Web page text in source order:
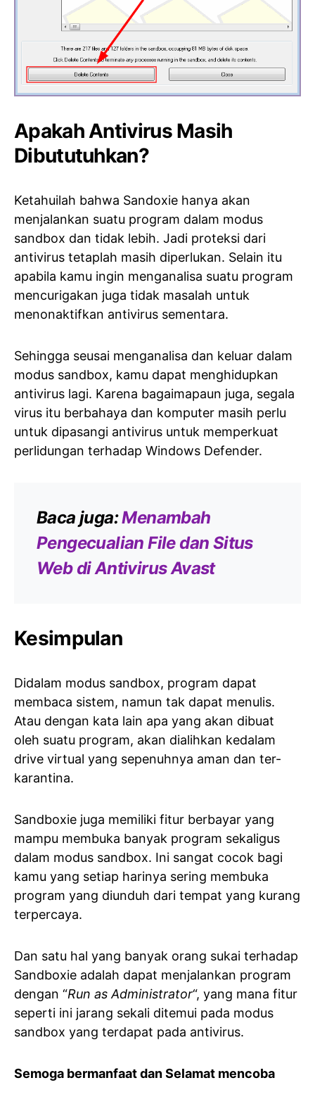
Apakah Antivirus Masih
Dibututuhkan?
Ketahuilah bahwa Sandoxie hanya akan
menjalankan suatu program dalam modus
sandbox dan tidak lebih. Jadi proteksi dari
antivirus tetaplah masih diperlukan. Selain itu
apabila kamu ingin menganalisa suatu program
mencurigakan juga tidak masalah untuk
menonaktifkan antivirus sementara.
Sehingga seusai menganalisa dan keluar dalam
modus sandbox, kamu dapat menghidupkan
antivirus lagi. Karena bagaimapaun juga, segala
virus itu berbahaya dan komputer masih perlu
untuk dipasangi antivirus untuk memperkuat
perlidungan terhadap Windows Defender.
Baca juga:Menambah
Pengecualian File dan Situs
Web di Antivirus Avast
Kesimpulan
Didalam modus sandbox, program dapat
membaca sistem, namun tak dapat menulis.
Atau dengan kata lain apa yang akan dibuat
oleh suatu program, akan dialihkan kedalam
drive virtual yang sepenuhnya aman dan ter-
karantina.
Sandboxie juga memiliki fitur berbayar yang
mampu membuka banyak program sekaligus
dalam modus sandbox. Ini sangat cocok bagi
kamu yang setiap harinya sering membuka
program yang diunduh dari tempat yang kurang
terpercaya.
Dan satu hal yang banyak orang sukai terhadap
Sandboxie adalah dapat menjalankan program
dengan “Run as Administrator“, yang mana fitur
seperti ini jarang sekali ditemui pada modus
sandbox yang terdapat pada antivirus.
Semoga bermanfaat dan Selamat mencoba